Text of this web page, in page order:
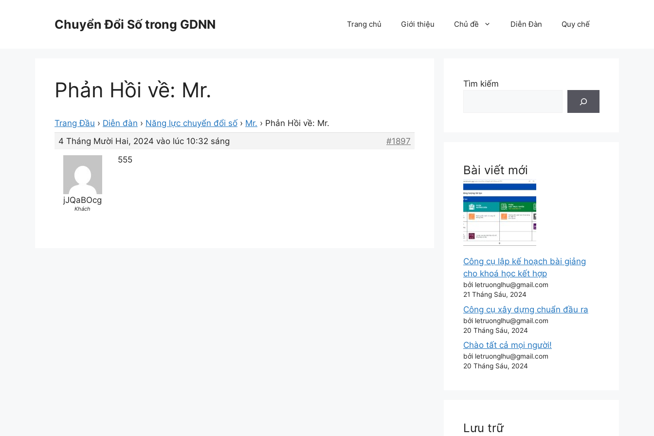
Chuyển Đổi Số trong GDNN Trang chủ Giới thiệu Chủ đề Diễn Đàn Quy chế
Phản Hồi về: Mr.
Trang Đầu › Diễn đàn › Năng lực chuyển đổi số › Mr. › Phản Hồi về: Mr.
4 Tháng Mười Hai, 2024 vào lúc 10:32 sáng
#1897
jJQaBOcg
Khách
555
Tìm kiếm
Bài viết mới
Công cụ lập kế hoạch bài giảng
cho khoá học kết hợp
bởi letruonglhu@gmail.com
21 Tháng Sáu, 2024
Công cụ xây dựng chuẩn đầu ra
bởi letruonglhu@gmail.com
20 Tháng Sáu, 2024
Chào tất cả mọi người!
bởi letruonglhu@gmail.com
20 Tháng Sáu, 2024
Lưu trữ